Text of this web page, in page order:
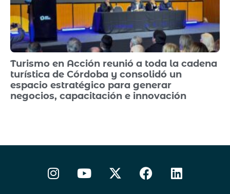
Turismo en Acción reunió a toda la cadena
turística de Córdoba y consolidó un
espacio estratégico para generar
negocios, capacitación e innovación